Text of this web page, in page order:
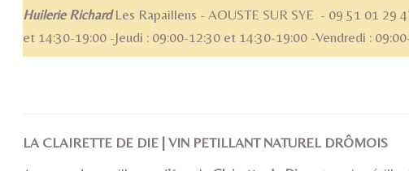
Huilerie RichardLes Rapaillens - AOUSTE SUR SYE - 09 51 01 29
et 14:30-19:00 -Jeudi : 09:00-12:30 et 14:30-19:00 -Vendredi :
LA CLAIRETTE DE DIE | VIN PETILLANT NATUREL DRÔMOIS